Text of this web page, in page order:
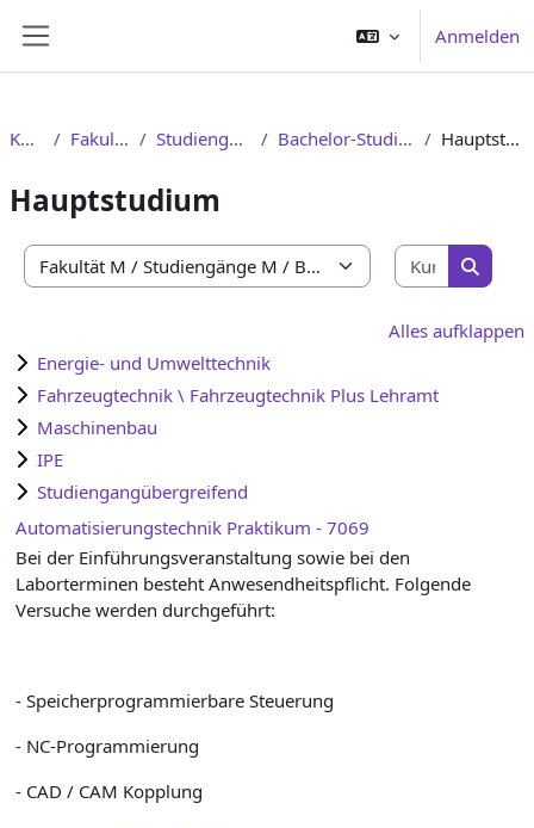
Anmelden
Kurse Fakultät M Studiengänge M Bachelor-Studiengänge Hauptstudium
Hauptstudium
Kursbereiche
Kurse
Kurse
Alles aufklappen
Energie- und Umwelttechnik
Fahrzeugtechnik \ Fahrzeugtechnik Plus Lehramt
Maschinenbau
IPE
Studiengangübergreifend
Automatisierungstechnik Praktikum - 7069
Bei der Einführungsveranstaltung sowie bei den
Laborterminen besteht Anwesendheitspflicht. Folgende
Versuche werden durchgeführt:
- Speicherprogrammierbare Steuerung
- NC-Programmierung
- CAD / CAM Kopplung